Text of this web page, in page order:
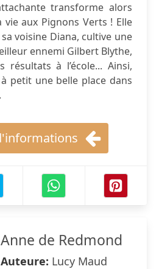
transforme alors
aux Pignons Verts ! Elle
voisine Diana, cultive une
ennemi Gilbert Blythe,
résultats à l’école... Ainsi,
petit une belle place dans
Anne de Redmond
Auteure: Lucy Maud